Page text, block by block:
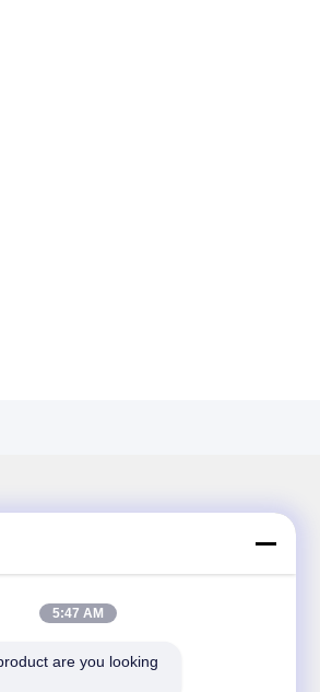
की सदस्यता लें।
5:47 AM
are you looking